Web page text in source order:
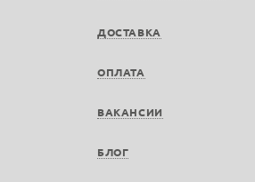
ДОСТАВКА
ОПЛАТА
ВАКАНСИИ
БЛОГ